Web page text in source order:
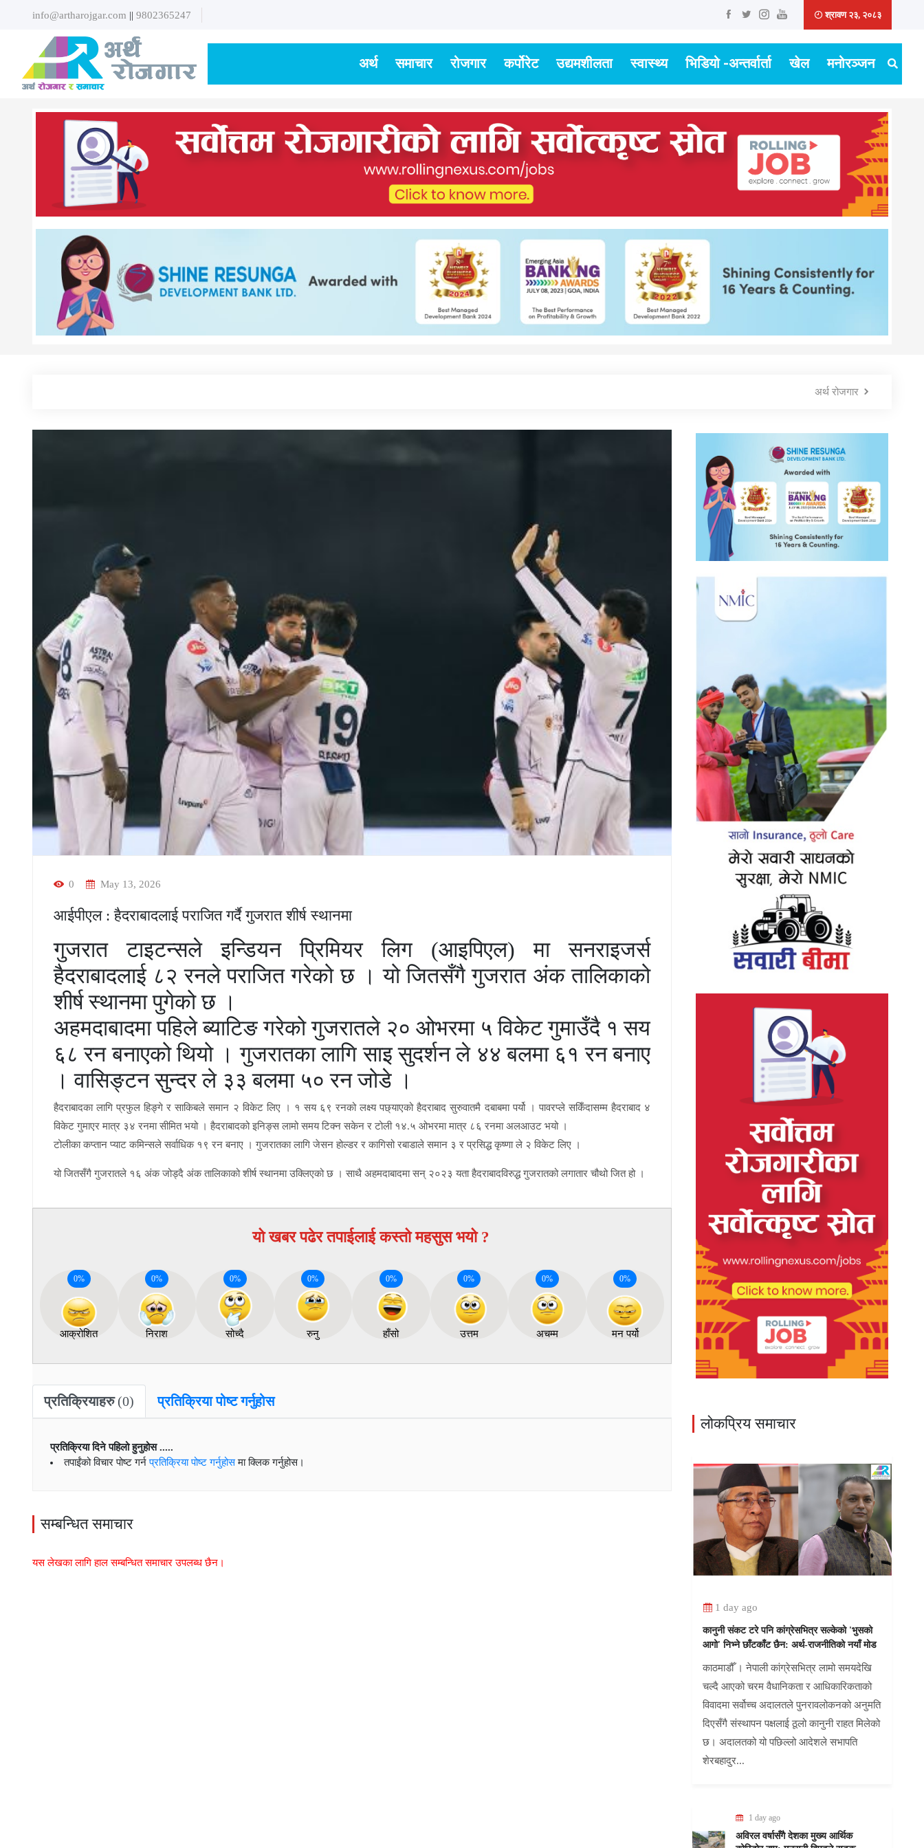
info@artharojgar.com || 9802365247 श्रावण २३, २०८३
अर्थ समाचार रोजगार कर्पोरेट उद्यमशीलता स्वास्थ्य भिडियो -अन्तर्वार्ता खेल मनोरञ्जन
अर्थ रोजगार
0 May 13, 2026
आईपीएल : हैदराबादलाई पराजित गर्दै गुजरात शीर्ष स्थानमा
गुजरात टाइटन्सले इन्डियन प्रिमियर लिग (आइपिएल) मा सनराइजर्स
हैदराबादलाई ८२ रनले पराजित गरेको छ । यो जितसँगै गुजरात अंक तालिकाको
शीर्ष स्थानमा पुगेको छ ।
अहमदाबादमा‌ पहिले ब्याटिङ गरेको गुजरातले २० ओभरमा ५ विकेट गुमाउँदै १ सय
६८ रन बनाएको थियो । गुजरातका लागि साइ सुदर्शन ले ४४ बलमा ६१ रन बनाए
। वासिङ्टन सुन्दर ले ३३ बलमा ५० रन जोडे ।
हैदराबादका लागि प्रफुल हिङ्गे र साकिबले समान २ विकेट लिए । १ सय ६९ रनको लक्ष्य पछ्याएको हैदराबाद सुरुवातमै दबाबमा पर्यो । पावरप्ले सकिँदासम्म हैदराबाद ४
विकेट गुमाएर मात्र ३४ रनमा सीमित भयो । हैदराबादको इनिङ्स लामो समय टिक्न सकेन र टोली १४.५ ओभरमा मात्र ८६ रनमा अलआउट भयो ।
टोलीका कप्तान प्याट कमिन्सले सर्वाधिक १९ रन बनाए । गुजरातका लागि जेसन होल्डर र कागिसो रबाडाले समान ३ र प्रसिद्ध कृष्णा ले २ विकेट लिए ।
यो जितसँगै गुजरातले १६ अंक जोड्दै अंक तालिकाको शीर्ष स्थानमा उक्लिएको छ । साथै अहमदाबादमा सन् २०२३ यता हैदराबादविरुद्ध गुजरातको लगातार चौथो जित हो ।
यो खबर पढेर तपाईलाई कस्तो महसुस भयो ?
0%
आक्रोशित
0%
निराश
0%
सोच्दै
0%
रुनु
0%
हाँसो
0%
उत्तम
0%
अचम्म
0%
मन पर्यो
प्रतिक्रियाहरु(0) प्रतिक्रिया पोष्ट गर्नुहोस
प्रतिक्रिया दिने पहिलो हुनुहोस .....
तपाईंको विचार पोष्ट गर्नप्रतिक्रिया पोष्ट गर्नुहोसमा क्लिक गर्नुहोस।
सम्बन्धित समाचार
यस लेखका लागि हाल सम्बन्धित समाचार उपलब्ध छैन।
लोकप्रिय समाचार
1 day ago
कानुनी संकट टरे पनि कांग्रेसभित्र सल्केको 'भुसको
आगो' निभ्ने छाँटकाँट छैन: अर्थ-राजनीतिको नयाँ मोड
काठमाडौँ । नेपाली कांग्रेसभित्र लामो समयदेखि
चल्दै आएको चरम वैधानिकता र आधिकारिकताको
विवादमा सर्वोच्च अदालतले पुनरावलोकनको अनुमति
दिएसँगै संस्थापन पक्षलाई ठूलो कानुनी राहत मिलेको
छ। अदालतको यो पछिल्लो आदेशले सभापति
शेरबहादुर...
1 day ago
अविरल वर्षासँगै देशका मुख्य आर्थिक